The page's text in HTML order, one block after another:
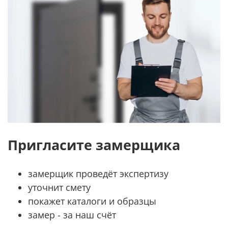
Пригласите замерщика
замерщик проведёт экспертизу
уточнит смету
покажет каталоги и образцы
замер - за наш счёт